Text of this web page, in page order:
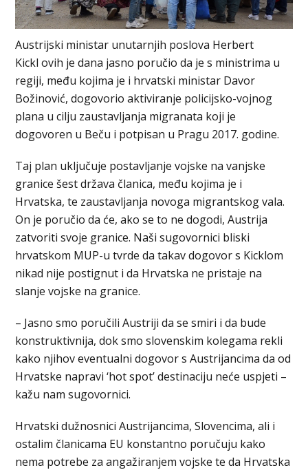
Austrijski ministar unutarnjih poslova Herbert
Kickl ovih je dana jasno poručio da je s ministrima u
regiji, među kojima je i hrvatski ministar Davor
Božinović, dogovorio aktiviranje policijsko-vojnog
plana u cilju zaustavljanja migranata koji je
dogovoren u Beču i potpisan u Pragu 2017. godine.
Taj plan uključuje postavljanje vojske na vanjske
granice šest država članica, među kojima je i
Hrvatska, te zaustavljanja novoga migrantskog vala.
On je poručio da će, ako se to ne dogodi, Austrija
zatvoriti svoje granice. Naši sugovornici bliski
hrvatskom MUP-u tvrde da takav dogovor s Kicklom
nikad nije postignut i da Hrvatska ne pristaje na
slanje vojske na granice.
– Jasno smo poručili Austriji da se smiri i da bude
konstruktivnija, dok smo slovenskim kolegama rekli
kako njihov eventualni dogovor s Austrijancima da od
Hrvatske napravi ‘hot spot’ destinaciju neće uspjeti –
kažu nam sugovornici.
Hrvatski dužnosnici Austrijancima, Slovencima, ali i
ostalim članicama EU konstantno poručuju kako
nema potrebe za angažiranjem vojske te da Hrvatska